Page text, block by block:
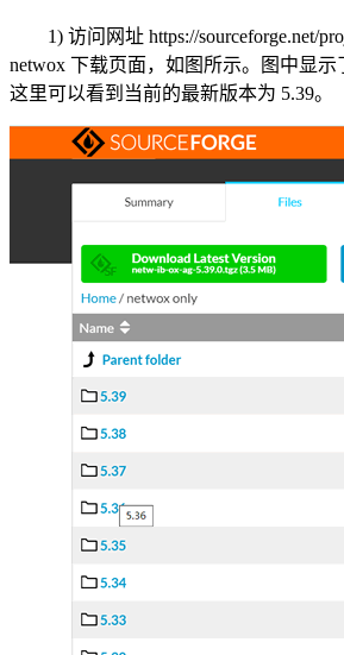
1) 访问网址 https://sourceforge.net/
netwox 下载页面，如图所示。图中显
这里可以看到当前的最新版本为 5.39。